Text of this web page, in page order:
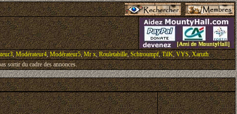
,Modérateur4,Modérateur5,Mr x,Rouletabille,Schtroumpf,TilK,VYS,Xaruth
sortir du cadre des annonces.